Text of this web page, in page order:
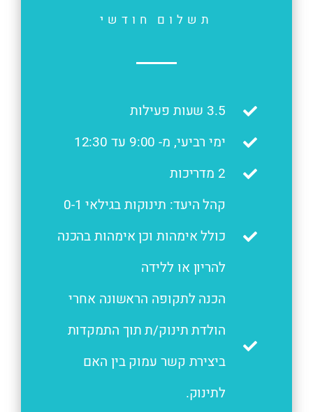
תשלום חודשי
3.5 שעות פעילות
ימי רביעי, מ- 9:00 עד 12:30
2 מדריכות
קהל היעד: תינוקות בגילאי 0-1
כולל אימהות וכן אימהות בהכנה
להריון או ללידה
הכנה לתקופה הראשונה אחרי
הולדת תינוק/ת תוך התמקדות
ביצירת קשר עמוק בין האם
לתינוק.